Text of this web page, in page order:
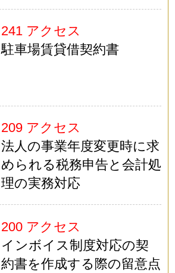
241 アクセス
駐車場賃貸借契約書
209 アクセス
法人の事業年度変更時に求
められる税務申告と会計処
理の実務対応
200 アクセス
インボイス制度対応の契
約書を作成する際の留意点